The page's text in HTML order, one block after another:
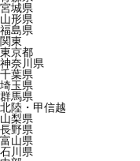
宮城県
山形県
福島県
関東
東京都
神奈川県
千葉県
埼玉県
群馬県
北陸・甲信越
山梨県
長野県
富山県
石川県